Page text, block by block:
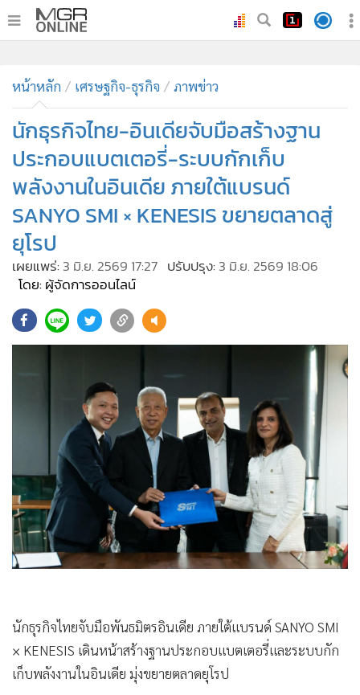
• ทันเหตุการณ์
• ภาคใต้
• ภูมิภาค
• Online Section
• บันเทิง
• ผู้จัดการรายวัน
• คอลัมนิสต์
• ละคร
CbizReview
• Cyber BIZ
• ผู้จัดกวน
Green Innovation & SD
Management & HR
MGR Live
Infographic
• การเมือง
• ท่องเที่ยว
• กีฬา
• ต่างประเทศ
• จีน
• ชุมชน-คุณภาพชีวิต
• อาชญากรรม
หน้าหลัก เศรษฐกิจ-ธุรกิจ ภาพข่าว
นักธุรกิจไทย-อินเดียจับมือสร้างฐาน
ประกอบแบตเตอรี่-ระบบกักเก็บ
พลังงานในอินเดีย ภายใต้แบรนด์
SANYO SMI × KENESIS ขยายตลาดสู่
ยุโรป
เผยแพร่: 3 มิ.ย. 2569 17:27 ปรับปรุง: 3 มิ.ย. 2569 18:06
โดย: ผู้จัดการออนไลน์
นักธุรกิจไทยจับมือพันธมิตรอินเดีย ภายใต้แบรนด์ SANYO SMI
× KENESIS เดินหน้าสร้างฐานประกอบแบตเตอรี่และระบบกัก
เก็บพลังงานในอินเดีย มุ่งขยายตลาดยุโรป